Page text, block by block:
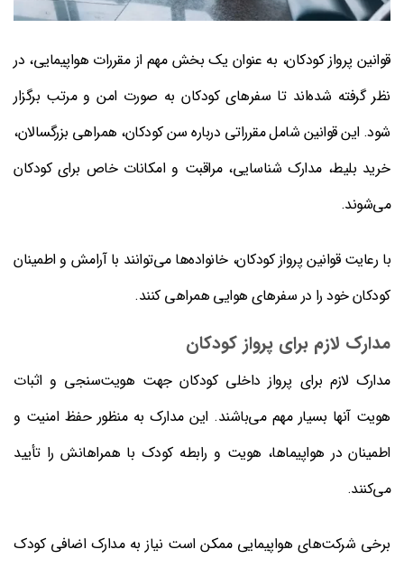
قوانین پرواز کودکان، به عنوان یک بخش مهم از مقررات هواپیمایی، در
نظر گرفته شده‌اند تا سفرهای کودکان به صورت امن و مرتب برگزار
شود. این قوانین شامل مقرراتی درباره سن کودکان، همراهی بزرگسالان،
خرید بلیط، مدارک شناسایی، مراقبت و امکانات خاص برای کودکان
می‌شوند.
با رعایت قوانین پرواز کودکان، خانواده‌ها می‌توانند با آرامش و اطمینان
کودکان خود را در سفرهای هوایی همراهی کنند.
مدارک لازم برای پرواز کودکان
مدارک لازم برای پرواز داخلی کودکان جهت هویت‌سنجی و اثبات
هویت آنها بسیار مهم می‌باشند. این مدارک به منظور حفظ امنیت و
اطمینان در هواپیماها، هویت و رابطه کودک با همراهانش را تأیید
می‌کنند.
برخی شرکت‌های هواپیمایی ممکن است نیاز به مدارک اضافی کودک